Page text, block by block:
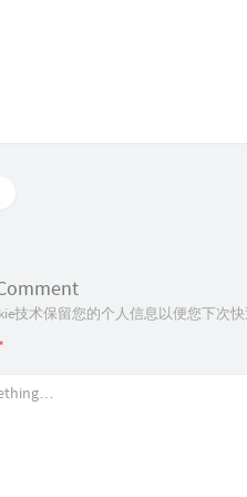
技术保留您的个人信息以便您下次
*